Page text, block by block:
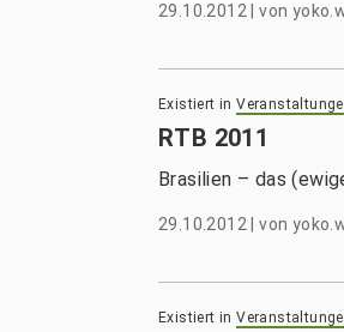
29.10.2012 |von
Existiert in
RTB 2011
Brasilien – das
29.10.2012 |von
Existiert in